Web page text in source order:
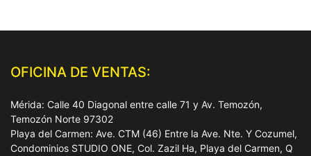
OFICINA DE VENTAS:
Mérida: Calle 40 Diagonal entre calle 71 y Av. Temozón,
Temozón Norte 97302
Playa del Carmen: Ave. CTM (46) Entre la Ave. Nte. Y Cozumel,
Condominios STUDIO ONE, Col. Zazil Ha, Playa del Carmen, Q